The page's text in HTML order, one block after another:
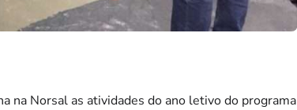
na Norsal as atividades do ano letivo do programa